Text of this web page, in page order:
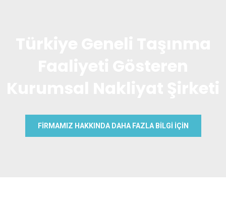
FİRMAMIZ HAKKINDA DAHA FAZLA BİLGİ İÇİN